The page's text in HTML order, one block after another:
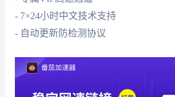
- 7×24小时中文技术支持
- 自动更新防检测协议